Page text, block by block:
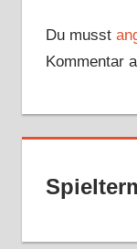
Du musst
Kommentar